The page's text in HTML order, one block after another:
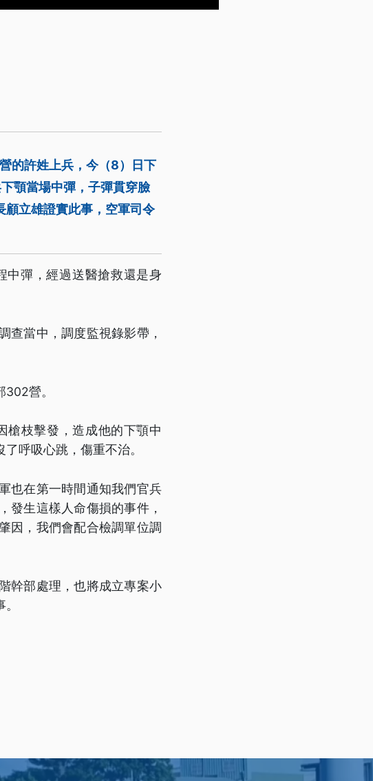
的許姓上兵，今（8）日下
顎當場中彈，子彈貫穿臉
顧立雄證實此事，空軍司令
中彈，經過送醫搶救還是身
查當中，調度監視錄影帶，
營。
槍枝擊發，造成他的下顎中
呼吸心跳，傷重不治。
也在第一時間通知我們官兵
發生這樣人命傷損的事件，
因，我們會配合檢調單位調
幹部處理，也將成立專案小